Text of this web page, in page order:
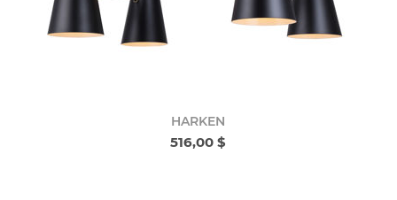
HARKEN
516,00 $